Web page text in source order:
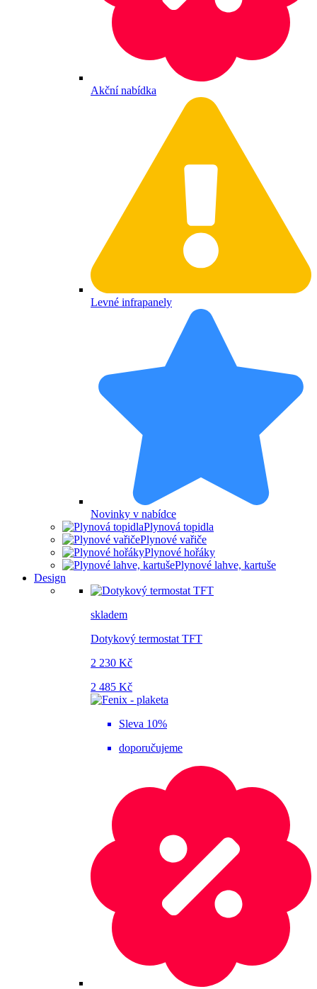
Akční nabídka
Levné infrapanely
Novinky v nabídce
Plynová topidla
Plynové vařiče
Plynové hořáky
Plynové lahve, kartuše
Design
skladem
Dotykový termostat TFT
2 230 Kč
2 485 Kč
Sleva 10%
doporučujeme